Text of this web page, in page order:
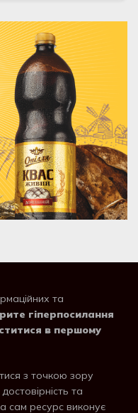
та
гіперпосилання
в першому
з точкою зору
та
сам ресурс виконує